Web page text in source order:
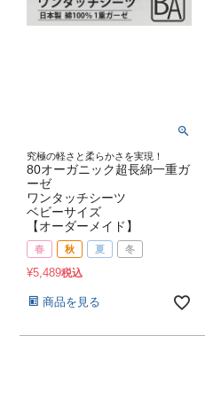
究極の軽さと柔らかさを実現！
80オーガニック超長綿一重ガ
ーゼ
ワンタッチシーツ
ベビーサイズ
【オーダーメイド】
春 秋 夏 冬
¥5,489税込
商品を見る